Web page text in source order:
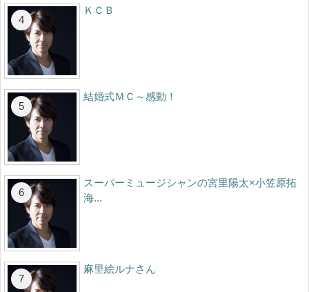
ＫＣＢ
結婚式ＭＣ～感動！
スーパーミュージシャンの宮里陽太×小笠原拓
海...
麻里絵ルナさん